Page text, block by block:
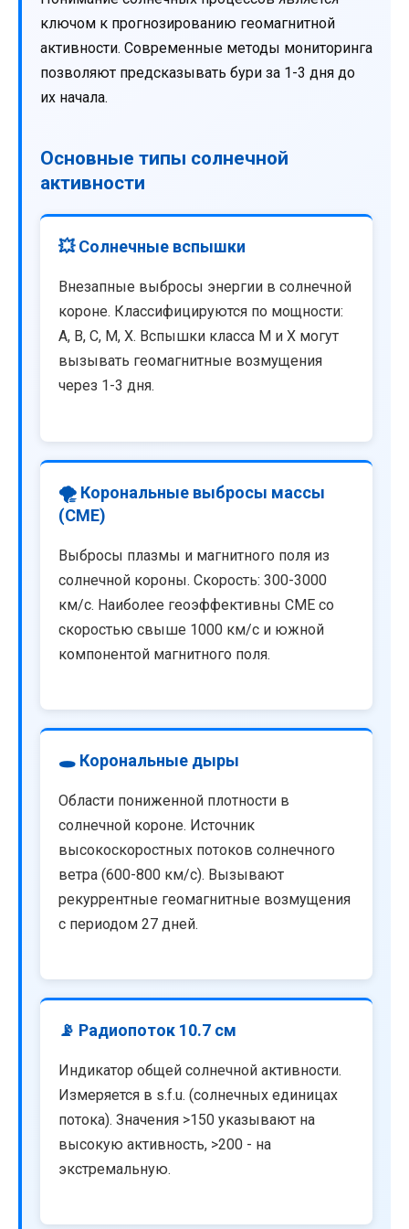
ключом к прогнозированию геомагнитной
активности. Современные методы мониторинга
позволяют предсказывать бури за 1-3 дня до
их начала.
Основные типы солнечной
активности
💥 Солнечные вспышки
Внезапные выбросы энергии в солнечной
короне. Классифицируются по мощности:
A, B, C, M, X. Вспышки класса M и X могут
вызывать геомагнитные возмущения
через 1-3 дня.
🌪️ Корональные выбросы массы
(CME)
Выбросы плазмы и магнитного поля из
солнечной короны. Скорость: 300-3000
км/с. Наиболее геоэффективны CME со
скоростью свыше 1000 км/с и южной
компонентой магнитного поля.
🕳️ Корональные дыры
Области пониженной плотности в
солнечной короне. Источник
высокоскоростных потоков солнечного
ветра (600-800 км/с). Вызывают
рекуррентные геомагнитные возмущения
с периодом 27 дней.
📡 Радиопоток 10.7 см
Индикатор общей солнечной активности.
Измеряется в s.f.u. (солнечных единицах
потока). Значения >150 указывают на
высокую активность, >200 - на
экстремальную.